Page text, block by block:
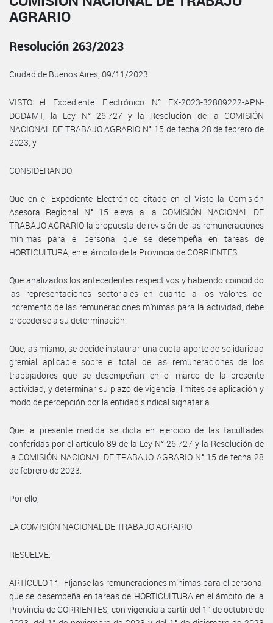
AGRARIO
Resolución 263/2023
Ciudad de Buenos Aires, 09/11/2023
VISTO el Expediente Electrónico N° EX-2023-32809222-APN-
DGD#MT, la Ley N° 26.727 y la Resolución de la COMISIÓN
NACIONAL DE TRABAJO AGRARIO N° 15 de fecha 28 de febrero de
2023, y
CONSIDERANDO:
Que en el Expediente Electrónico citado en el Visto la Comisión
Asesora Regional N° 15 eleva a la COMISIÓN NACIONAL DE
TRABAJO AGRARIO la propuesta de revisión de las remuneraciones
mínimas para el personal que se desempeña en tareas de
HORTICULTURA, en el ámbito de la Provincia de CORRIENTES.
Que analizados los antecedentes respectivos y habiendo coincidido
las representaciones sectoriales en cuanto a los valores del
incremento de las remuneraciones mínimas para la actividad, debe
procederse a su determinación.
Que, asimismo, se decide instaurar una cuota aporte de solidaridad
gremial aplicable sobre el total de las remuneraciones de los
trabajadores que se desempeñan en el marco de la presente
actividad, y determinar su plazo de vigencia, límites de aplicación y
modo de percepción por la entidad sindical signataria.
Que la presente medida se dicta en ejercicio de las facultades
conferidas por el artículo 89 de la Ley N° 26.727 y la Resolución de
la COMISIÓN NACIONAL DE TRABAJO AGRARIO N° 15 de fecha 28
de febrero de 2023.
Por ello,
LA COMISIÓN NACIONAL DE TRABAJO AGRARIO
RESUELVE:
ARTÍCULO 1°.- Fíjanse las remuneraciones mínimas para el personal
que se desempeña en tareas de HORTICULTURA en el ámbito de la
Provincia de CORRIENTES, con vigencia a partir del 1° de octubre de